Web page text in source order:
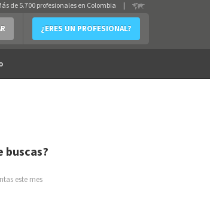
¿ERES UN PROFESIONAL?
de 5.700 profesionales en Colombia |
buscas?
este mes